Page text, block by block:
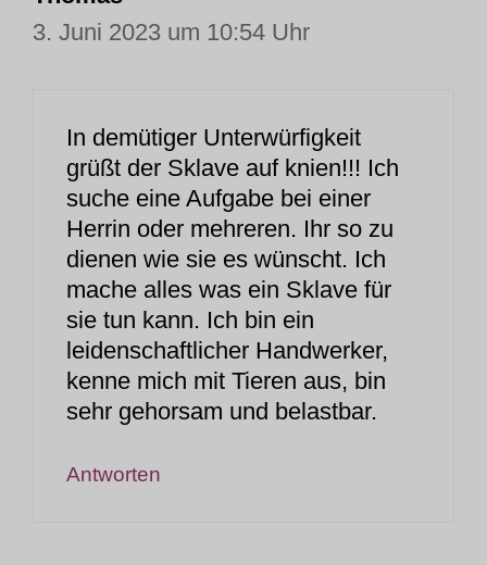
3. Juni 2023 um 10:54 Uhr
In demütiger Unterwürfigkeit
grüßt der Sklave auf knien!!! Ich
suche eine Aufgabe bei einer
Herrin oder mehreren. Ihr so zu
dienen wie sie es wünscht. Ich
mache alles was ein Sklave für
sie tun kann. Ich bin ein
leidenschaftlicher Handwerker,
kenne mich mit Tieren aus, bin
sehr gehorsam und belastbar.
Antworten